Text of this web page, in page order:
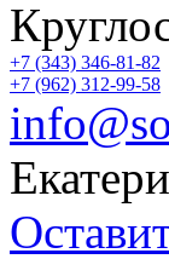
+7 (343) 346-81-82
+7 (962) 312-99-58